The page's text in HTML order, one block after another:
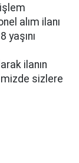
alım ilanı
yaşını
ilanın
sizlere